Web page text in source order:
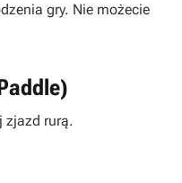
gry. Nie możecie
zjazd rurą.